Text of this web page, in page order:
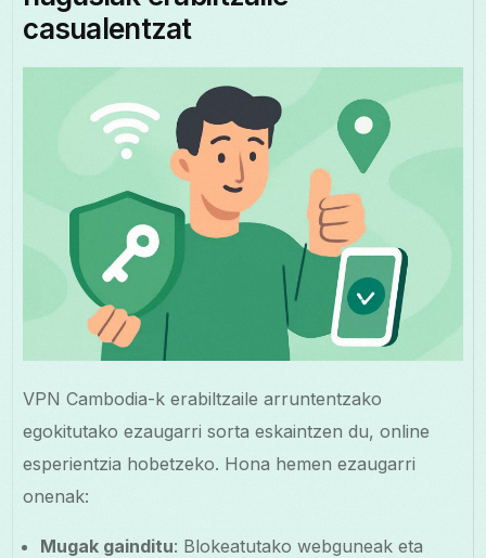
casualentzat
VPN Cambodia-k erabiltzaile arruntentzako
egokitutako ezaugarri sorta eskaintzen du, online
esperientzia hobetzeko. Hona hemen ezaugarri
onenak:
Mugak gainditu: Blokeatutako webguneak eta